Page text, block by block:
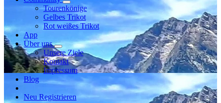
Tourenkönige
Gelbes Trikot
Rot weißes Trikot
App
Über uns
Unsere Ziele
Kontakt
Impressum
Blog
Neu Registrieren